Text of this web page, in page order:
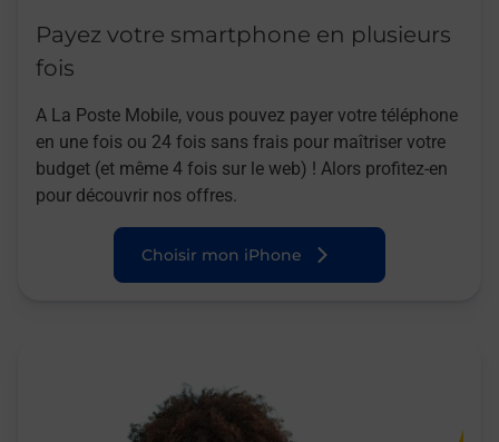
Payez votre smartphone en plusieurs
fois
A La Poste Mobile, vous pouvez payer votre téléphone
en une fois ou 24 fois sans frais pour maîtriser votre
budget (et même 4 fois sur le web) ! Alors profitez-en
pour découvrir nos offres.
Choisir mon iPhone